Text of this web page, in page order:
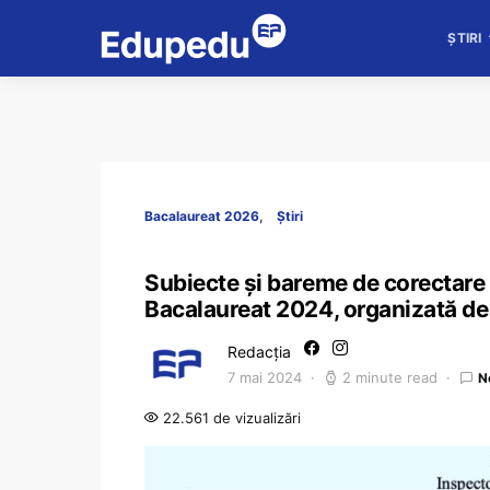
ȘTIRI
Bacalaureat 2026 Știri
Subiecte și bareme de
Bacalaureat 2024, organizată
Redacția
7 mai 2024 2 minute read
22.561 de vizualizări